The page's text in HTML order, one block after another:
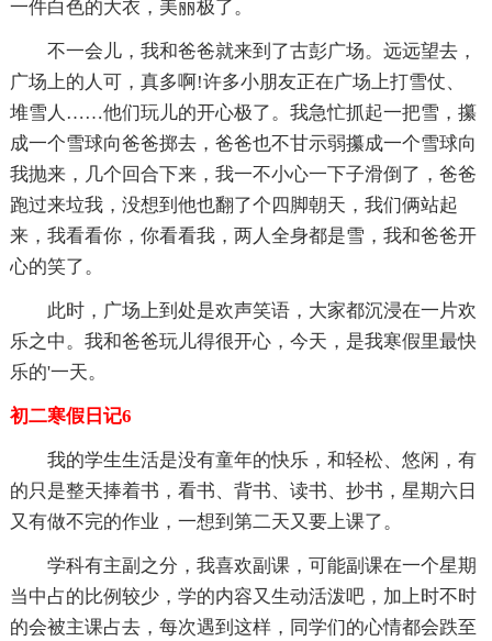
一件白色的大衣，美丽极了。
不一会儿，我和爸爸就来到了古彭广场。远远望去，
广场上的人可，真多啊!许多小朋友正在广场上打雪仗、
堆雪人……他们玩儿的开心极了。我急忙抓起一把雪，攥
成一个雪球向爸爸掷去，爸爸也不甘示弱攥成一个雪球向
我抛来，几个回合下来，我一不小心一下子滑倒了，爸爸
跑过来垃我，没想到他也翻了个四脚朝天，我们俩站起
来，我看看你，你看看我，两人全身都是雪，我和爸爸开
心的笑了。
此时，广场上到处是欢声笑语，大家都沉浸在一片欢
乐之中。我和爸爸玩儿得很开心，今天，是我寒假里最快
乐的'一天。
初二寒假日记6
我的学生生活是没有童年的快乐，和轻松、悠闲，有
的只是整天捧着书，看书、背书、读书、抄书，星期六日
又有做不完的作业，一想到第二天又要上课了。
学科有主副之分，我喜欢副课，可能副课在一个星期
当中占的比例较少，学的内容又生动活泼吧，加上时不时
的会被主课占去，每次遇到这样，同学们的心情都会跌至